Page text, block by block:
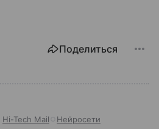
Поделиться
Hi-Tech Mail Нейросети